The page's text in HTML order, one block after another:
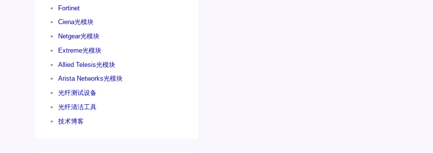
Fortinet
Ciena光模块
Netgear光模块
Extreme光模块
Allied Telesis光模块
Arista Networks光模块
光纤测试设备
光纤清洁工具
技术博客